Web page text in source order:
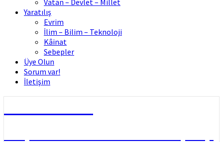
Vatan – Devlet – Millet
Yaratılış
Evrim
İlim – Bilim – Teknoloji
Kâinat
Sebepler
Üye Olun
Sorum var!
İletişim